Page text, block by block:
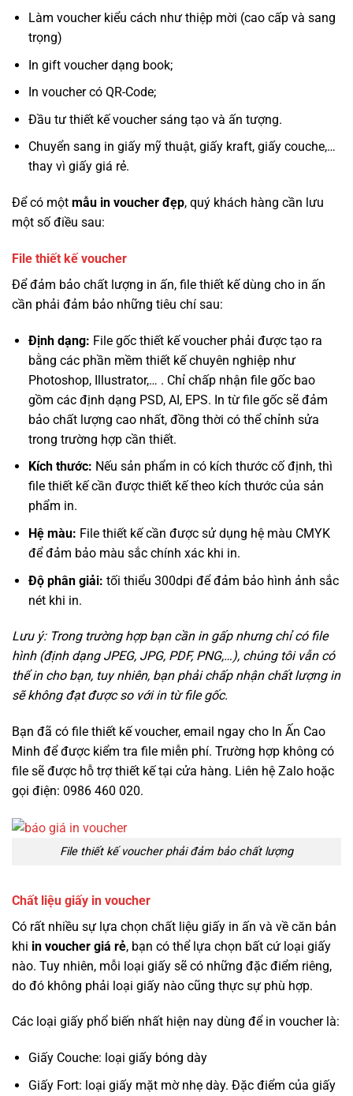
Làm voucher kiểu cách như thiệp mời (cao cấp và sang
trọng)
In gift voucher dạng book;
In voucher có QR-Code;
Đầu tư thiết kế voucher sáng tạo và ấn tượng.
Chuyển sang in giấy mỹ thuật, giấy kraft, giấy couche,…
thay vì giấy giá rẻ.
Để có một mẫu in voucher đẹp, quý khách hàng cần lưu
một số điều sau:
File thiết kế voucher
Để đảm bảo chất lượng in ấn, file thiết kế dùng cho in ấn
cần phải đảm bảo những tiêu chí sau:
Định dạng: File gốc thiết kế voucher phải được tạo ra
bằng các phần mềm thiết kế chuyên nghiệp như
Photoshop, Illustrator,… . Chỉ chấp nhận file gốc bao
gồm các định dạng PSD, AI, EPS. In từ file gốc sẽ đảm
bảo chất lượng cao nhất, đồng thời có thể chỉnh sửa
trong trường hợp cần thiết.
Kích thước: Nếu sản phẩm in có kích thước cố định, thì
file thiết kế cần được thiết kế theo kích thước của sản
phẩm in.
Hệ màu: File thiết kế cần được sử dụng hệ màu CMYK
để đảm bảo màu sắc chính xác khi in.
Độ phân giải: tối thiểu 300dpi để đảm bảo hình ảnh sắc
nét khi in.
Lưu ý: Trong trường hợp bạn cần in gấp nhưng chỉ có file
hình (định dạng JPEG, JPG, PDF, PNG,…), chúng tôi vẫn có
thể in cho bạn, tuy nhiên, bạn phải chấp nhận chất lượng in
sẽ không đạt được so với in từ file gốc.
Bạn đã có file thiết kế voucher, email ngay cho In Ấn Cao
Minh để được kiểm tra file miễn phí. Trường hợp không có
file sẽ được hỗ trợ thiết kế tại cửa hàng. Liên hệ Zalo hoặc
gọi điện: 0986 460 020.
File thiết kế voucher phải đảm bảo chất lượng
Chất liệu giấy in voucher
Có rất nhiều sự lựa chọn chất liệu giấy in ấn và về căn bản
khi in voucher giá rẻ, bạn có thể lựa chọn bất cứ loại giấy
nào. Tuy nhiên, mỗi loại giấy sẽ có những đặc điểm riêng,
do đó không phải loại giấy nào cũng thực sự phù hợp.
Các loại giấy phổ biến nhất hiện nay dùng để in voucher là:
Giấy Couche: loại giấy bóng dày
Giấy Fort: loại giấy mặt mờ nhẹ dày. Đặc điểm của giấy